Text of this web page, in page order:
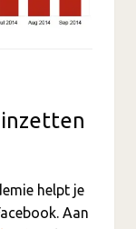
helpt je
Aan